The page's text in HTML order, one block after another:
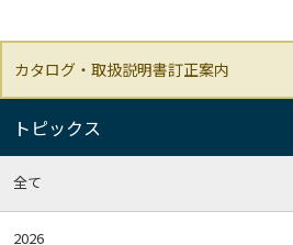
カタログ・取扱説明書訂正案内
トピックス
全て
2026